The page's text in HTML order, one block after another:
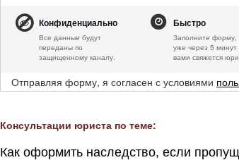
Конфиденциально
Все данные будут
переданы по
защищенному каналу.
Быстро
Заполните форму,
уже через 5 минут
вами свяжется
Отправляя форму, я согласен с условиями
Консультации юриста по теме:
Как оформить наследство, если